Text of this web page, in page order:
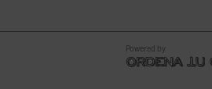
Powered by